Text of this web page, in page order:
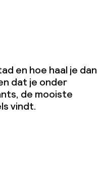
en hoe haal je dan
dat je onder
de mooiste
vindt.